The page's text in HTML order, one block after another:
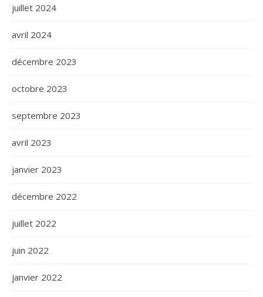
juillet 2024
avril 2024
décembre 2023
octobre 2023
septembre 2023
avril 2023
janvier 2023
décembre 2022
juillet 2022
juin 2022
janvier 2022